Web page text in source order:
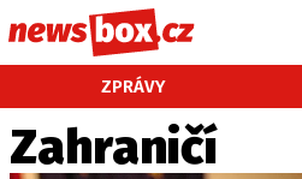
ZPRÁVY
ZAHRANIČÍ
POČASÍ
Zahraničí